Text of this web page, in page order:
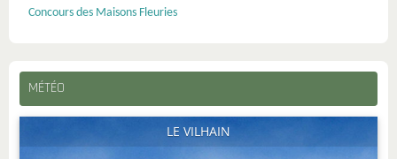
Concours des Maisons Fleuries
MÉTÉO
LE VILHAIN